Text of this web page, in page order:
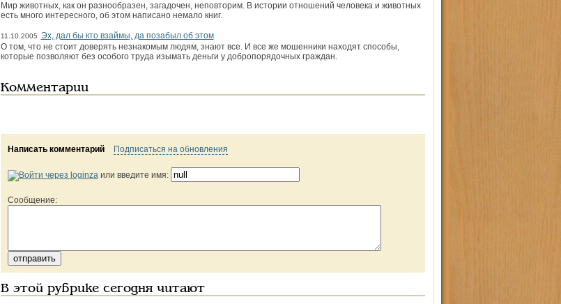
Мир животных, как он разнообразен, загадочен, неповторим. В истории отношений человека и животных
есть много интересного, об этом написано немало книг.
11.10.2005 Эх, дал бы кто взаймы, да позабыл об этом
О том, что не стоит доверять незнакомым людям, знают все. И все же мошенники находят способы,
которые позволяют без особого труда изымать деньги у добропорядочных граждан.
Комментарии
Написать комментарий Подписаться на обновления
или введите имя:
Сообщение:
В этой рубрике сегодня читают